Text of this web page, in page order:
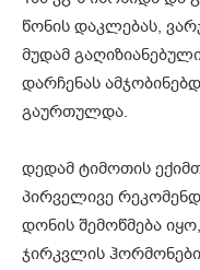
წონის დაკლებას,
მუდამ
დარჩენას
გაურთულდა.
დედამ ტიმოთის
პირველივე
დონის შემოწმება
ჯირკვლის